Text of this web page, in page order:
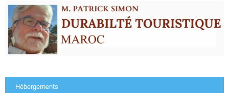
Hébergements